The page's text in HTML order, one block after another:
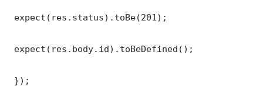
expect(res.status).toBe(201);
expect(res.body.id).toBeDefined();
});